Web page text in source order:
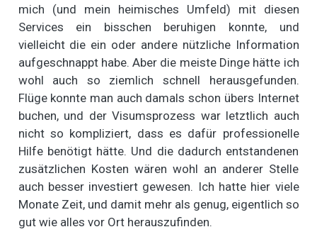
mich (und mein heimisches Umfeld) mit diesen
Services ein bisschen beruhigen konnte, und
vielleicht die ein oder andere nützliche Information
aufgeschnappt habe. Aber die meiste Dinge hätte ich
wohl auch so ziemlich schnell herausgefunden.
Flüge konnte man auch damals schon übers Internet
buchen, und der Visumsprozess war letztlich auch
nicht so kompliziert, dass es dafür professionelle
Hilfe benötigt hätte. Und die dadurch entstandenen
zusätzlichen Kosten wären wohl an anderer Stelle
auch besser investiert gewesen. Ich hatte hier viele
Monate Zeit, und damit mehr als genug, eigentlich so
gut wie alles vor Ort herauszufinden.